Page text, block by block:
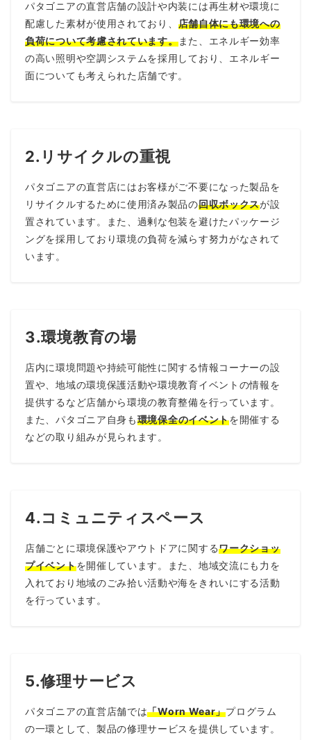
パタゴニアの直営店舗の設計や内装には再生材や環境に
配慮した素材が使用されており、 店舗自体にも環境への
負荷について考慮されています。また、エネルギー効率
の高い照明や空調システムを採用しており、エネルギー
面についても考えられた店舗です。
2.リサイクルの重視
パタゴニアの直営店にはお客様がご不要になった製品を
リサイクルするために使用済み製品の回収ボックスが設
置されています。また、過剰な包装を避けたパッケージ
ングを採用しており環境の負荷を減らす努力がなされて
います。
3.環境教育の場
店内に環境問題や持続可能性に関する情報コーナーの設
置や、地域の環境保護活動や環境教育イベントの情報を
提供するなど店舗から環境の教育整備を行っています。
また、パタゴニア自身も環境保全のイベントを開催する
などの取り組みが見られます。
4.コミュニティスペース
店舗ごとに環境保護やアウトドアに関するワークショッ
プイベントを開催しています。また、地域交流にも力を
入れており地域のごみ拾い活動や海をきれいにする活動
を行っています。
5.修理サービス
パタゴニアの直営店舗では「Worn Wear」プログラム
の一環として、製品の修理サービスを提供しています。